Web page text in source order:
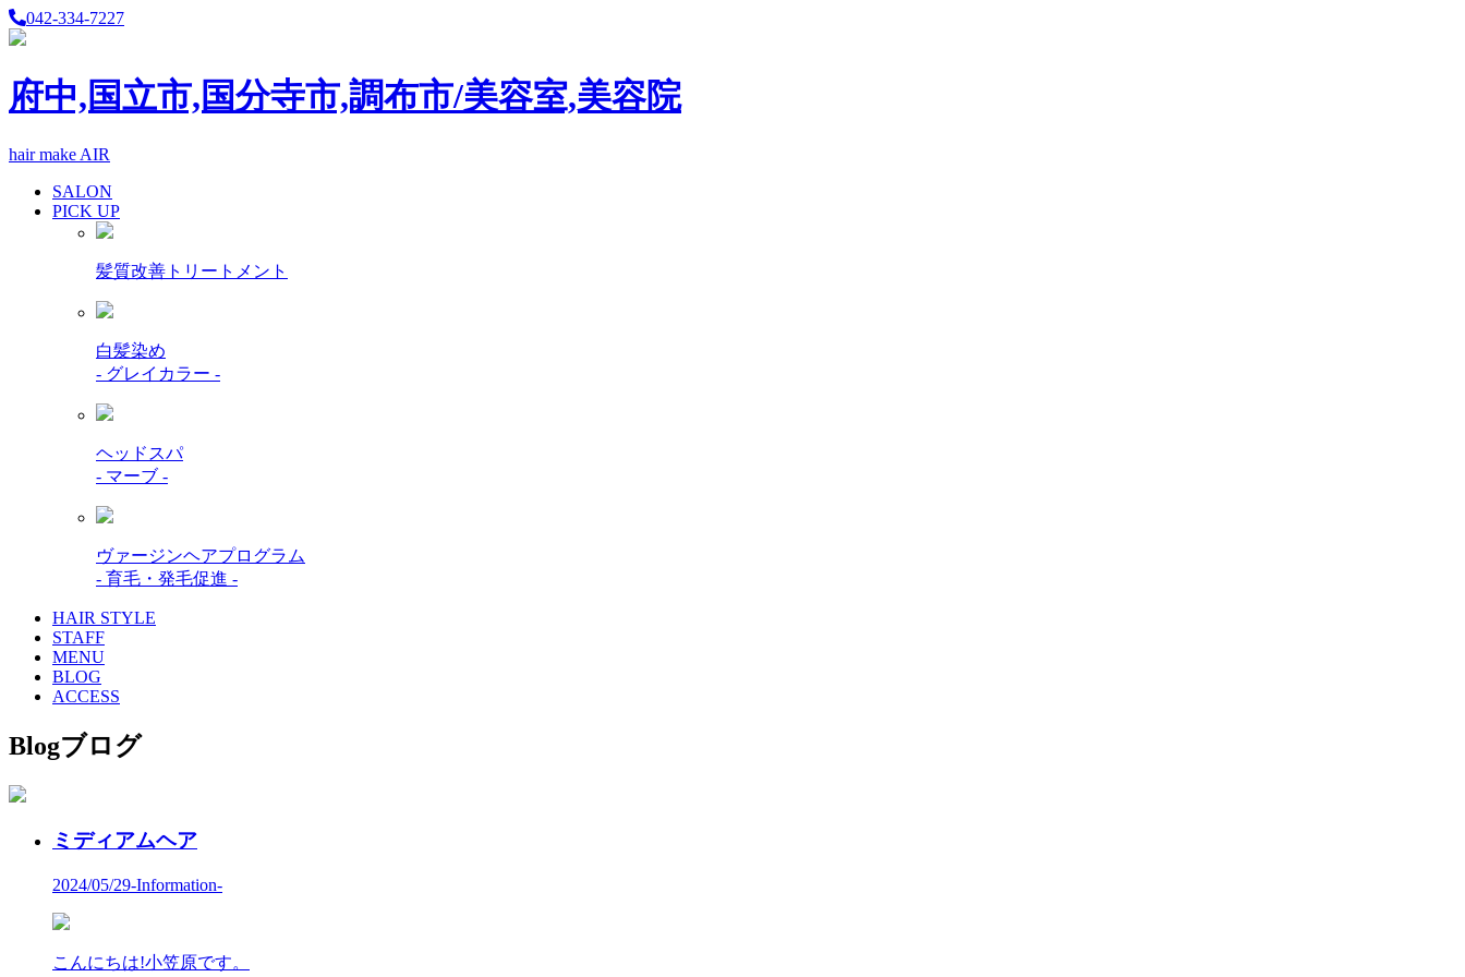
042-334-7227
府中,国立市,国分寺市,調布市/美容室,美容院
hair make AIR
SALON
PICK UP
髪質改善トリートメント
白髪染め
- グレイカラー -
ヘッドスパ
- マーブ -
ヴァージンヘアプログラム
- 育毛・発毛促進 -
HAIR STYLE
STAFF
MENU
BLOG
ACCESS
Blogブログ
ミディアムヘア
2024/05/29-Information-
こんにちは!小笠原です。